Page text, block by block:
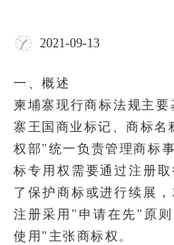
2021-09-13
一、概述
柬埔寨现行商标法规主
寨王国商业标记、商标
权部"统一负责管理商标
标专用权需要通过注册
了保护商标或进行续展
注册采用"申请在先"原
使用"主张商标权。